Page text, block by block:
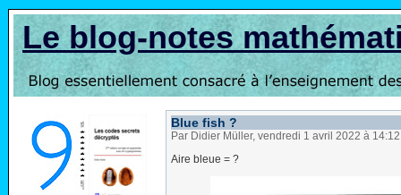
Le blog-notes
Blue fish ?
Par Didier Müller, vendredi 1 avril 2022 à
Aire bleue = ?